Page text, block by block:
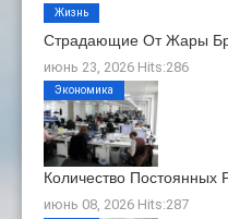
Страдающие От Жары
июнь 23, 2026 Hits:286
Жизнь
Количество
июнь 08, 2026 Hits:287
Экономика